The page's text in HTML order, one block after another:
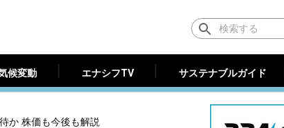
候変動 エナシフTV サステナブルガイド
サステナブルガイド
か 株価も今後も解説